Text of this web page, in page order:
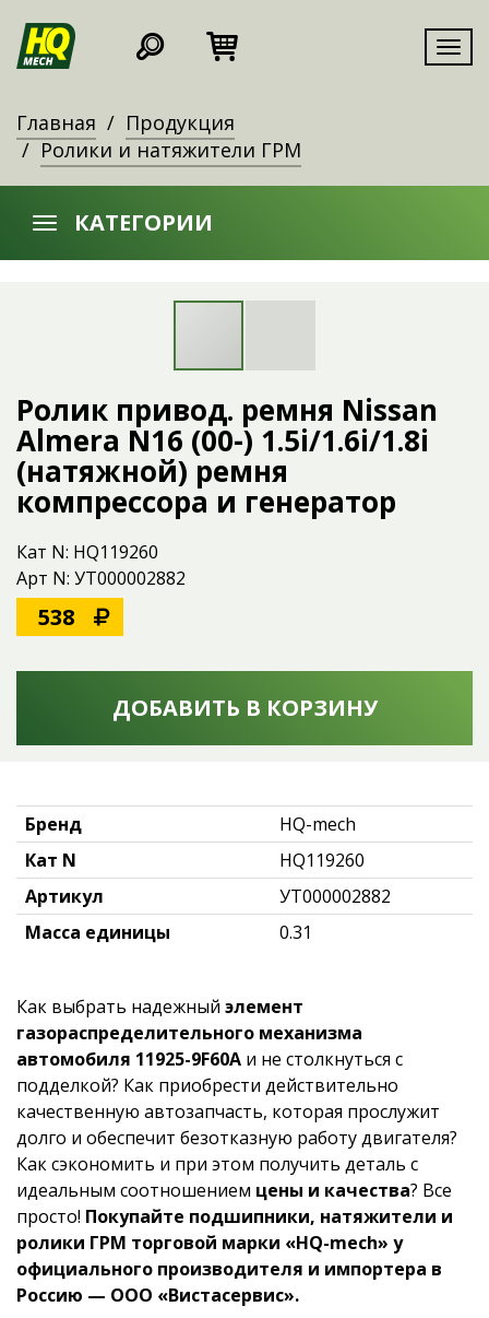
Главная
Продукция
Ролики и натяжители ГРМ
КАТЕГОРИИ
Ролик привод. ремня Nissan
Almera N16 (00-) 1.5i/1.6i/1.8i
(натяжной) ремня
компрессора и генератор
Кат N: HQ119260
Арт N: УТ000002882
538
ДОБАВИТЬ В КОРЗИНУ
Бренд
HQ-mech
Кат N
HQ119260
Артикул
УТ000002882
Масса единицы
0.31
Как выбрать надежный элемент
газораспределительного механизма
автомобиля 11925-9F60A и не столкнуться с
подделкой? Как приобрести действительно
качественную автозапчасть, которая прослужит
долго и обеспечит безотказную работу двигателя?
Как сэкономить и при этом получить деталь с
идеальным соотношением цены и качества? Все
просто! Покупайте подшипники, натяжители и
ролики ГРМ торговой марки «HQ-mech» у
официального производителя и импортера в
Россию — ООО «Вистасервис».